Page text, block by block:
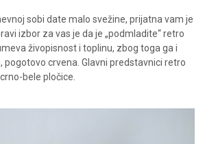
sobi date malo svežine, prijatna vam je
izbor za vas je da je „podmladite“ retro
živopisnost i toplinu, zbog toga ga i
pogotovo crvena. Glavni predstavnici retro
bele pločice.